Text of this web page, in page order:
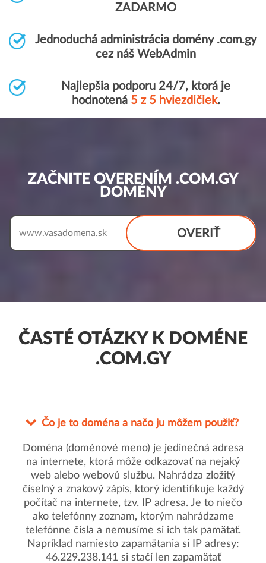
ZADARMO
Jednoduchá administrácia domény .com.gy
cez náš WebAdmin
Najlepšia podporu 24/7, ktorá je
hodnotená 5 z 5 hviezdičiek.
ZAČNITE OVERENÍM .COM.GY
DOMÉNY
OVERIŤ
www.
ČASTÉ OTÁZKY K DOMÉNE
.COM.GY
Čo je to doména a načo ju môžem použiť?
Doména (doménové meno) je jedinečná adresa
na internete, ktorá môže odkazovať na nejaký
web alebo webovú službu. Nahrádza zložitý
číselný a znakový zápis, ktorý identifikuje každý
počítač na internete, tzv. IP adresa. Je to niečo
ako telefónny zoznam, ktorým nahrádzame
telefónne čísla a nemusíme si ich tak pamätať.
Napríklad namiesto zapamätania si IP adresy:
46.229.238.141 si stačí len zapamätať